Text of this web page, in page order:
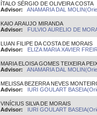
ÍTALO SÉRGIO DE OLIVEIRA COSTA
Advisor:
ANAMARIA DAL
KAIO ARAUJO MIRANDA
Advisor:
FULVIO AURELIO DE
LUAN FILIPE DA COSTA DE MORAIS
Advisor:
ELIZA MARIA XAVIER
MARIA ELOISA GOMES TEIXEIRA
Advisor:
ANAMARIA DAL
MELISSA BEZERRA NEVES
Advisor:
IURI GOULART
VINÍCIUS SILVA DE MORAIS
Advisor:
IURI GOULART